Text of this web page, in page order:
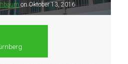
onOktober 13, 2016